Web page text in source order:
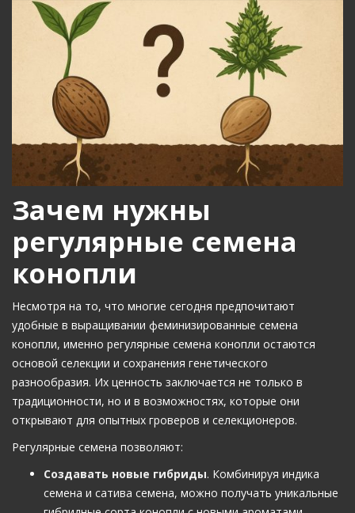
Зачем нужны
регулярные семена
конопли
Несмотря на то, что многие сегодня предпочитают
удобные в выращивании феминизированные семена
конопли, именно регулярные семена конопли остаются
основой селекции и сохранения генетического
разнообразия. Их ценность заключается не только в
традиционности, но и в возможностях, которые они
открывают для опытных гроверов и селекционеров.
Регулярные семена позволяют:
Создавать новые гибриды. Комбинируя индика
семена и сатива семена, можно получать уникальные